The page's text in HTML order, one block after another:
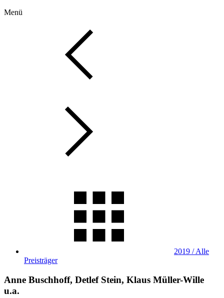
Menü
2019 / Alle
Preisträger
Anne Buschhoff, Detlef Stein, Klaus Müller-Wille
u.a.